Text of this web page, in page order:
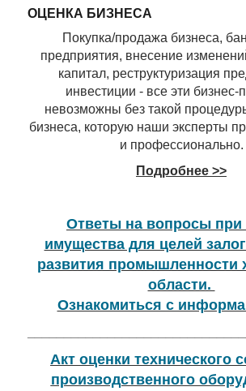
ОЦЕНКА БИЗНЕСА
Покупка/продажа бизнеса,
предприятия, внесение
капитал, реструктуризация
инвестиции - все эти бизнес-
невозможны без такой
бизнеса, которую наши эксперты
и профессионально.
Подробнее >>
Ответы на вопросы при
имущества для целей
развития промышленности
области.
Ознакомиться с
Акт оценки технического
производственного